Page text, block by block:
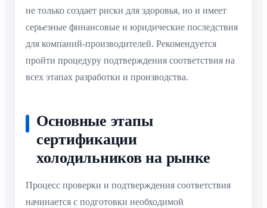
не только создает риски для здоровья, но и имеет
серьезные финансовые и юридические последствия
для компаний-производителей. Рекомендуется
пройти процедуру подтверждения соответствия на
всех этапах разработки и производства.
Основные этапы
сертификации
холодильников на рынке
Процесс проверки и подтверждения соответствия
начинается с подготовки необходимой